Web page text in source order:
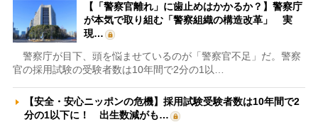
【「警察官離れ」に歯止めはかかるか？】警察庁
が本気で取り組む「警察組織の構造改革」 実
現…
警察庁が目下、頭を悩ませているのが「警察官不足」だ。警察
官の採用試験の受験者数は10年間で2分の1以…
【安全・安心ニッポンの危機】採用試験受験者数は10年間で2
分の1以下に！ 出生数減がも…